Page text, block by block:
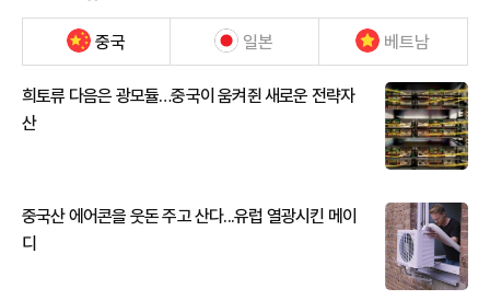
중국 일본 베트남
희토류 다음은 광모듈…중국이 움켜쥔 새로운 전략자
산
중국산 에어콘을 웃돈 주고 산다...유럽 열광시킨 메이
디